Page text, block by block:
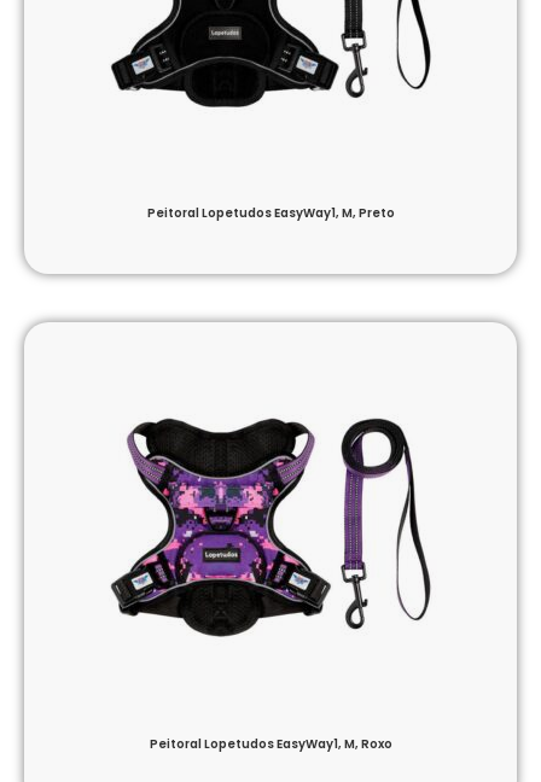
Peitoral Lopetudos EasyWay1, M, Preto
Peitoral Lopetudos EasyWay1, M, Roxo